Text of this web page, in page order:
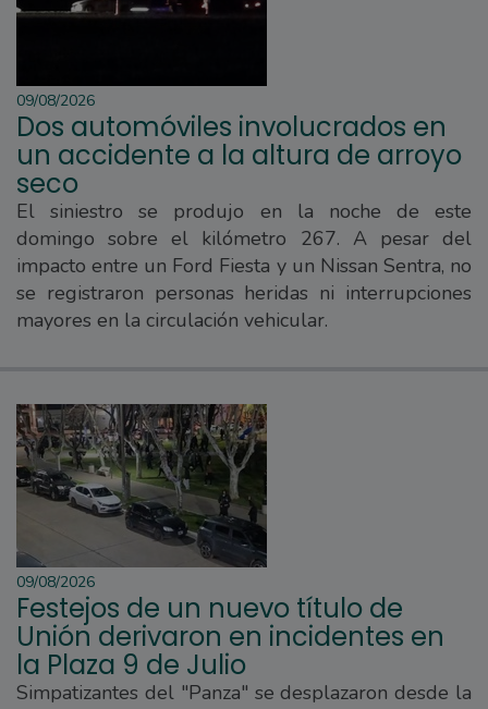
09/08/2026
Dos automóviles involucrados en
un accidente a la altura de arroyo
seco
El siniestro se produjo en la noche de este
domingo sobre el kilómetro 267. A pesar del
impacto entre un Ford Fiesta y un Nissan Sentra, no
se registraron personas heridas ni interrupciones
mayores en la circulación vehicular.
09/08/2026
Festejos de un nuevo título de
Unión derivaron en incidentes en
la Plaza 9 de Julio
Simpatizantes del "Panza" se desplazaron desde la